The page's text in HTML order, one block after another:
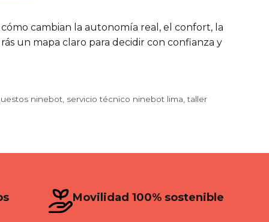
cómo cambian la autonomía real, el confort, la
un mapa claro para decidir con confianza y
ninebot, servicio técnico ninebot lima ,taller
Movilidad 100% sostenible